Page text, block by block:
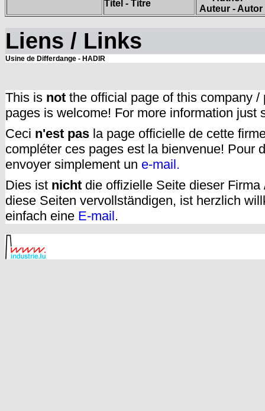
Titel - Titre
Auteur - Autor
Liens / Links
Usine de Differdange - HADIR
This is not the official page of this company
pages is welcome! For more information just
Ceci n'est pas la page officielle de cette
compléter ces pages est la bienvenue! Pour
envoyer simplement un e-mail.
Dies ist nicht die offizielle Seite dieser
diese Seiten vervollständigen, ist herzlich
einfach eine E-mail.